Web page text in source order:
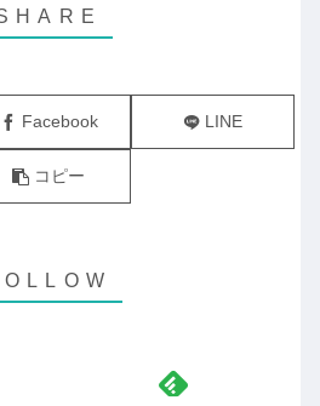
Facebook LINE
コピー